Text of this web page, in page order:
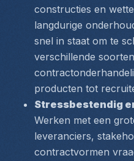
constructies en
langdurige
snel in staat om te
verschillende soorten
producten tot
Stressbestendig
Werken met een
leveranciers,
contractvormen